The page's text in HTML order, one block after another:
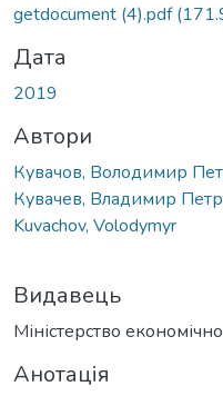
getdocument (4).pdf
Дата
2019
Автори
Кувачов, Володимир
Кувачев, Владимир
Kuvachov, Volodymyr
Видавець
Міністерство
Анотація